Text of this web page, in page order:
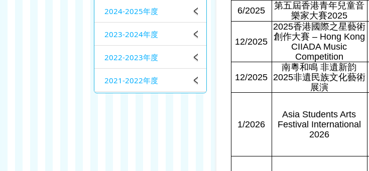
6/2025
第五屆香港青年兒童音
樂家大賽2025
12/2025
2025香港國際之星藝術
創作大賽 –Hong Kong
CIIADA Music
Competition
12/2025
南粵和鳴 非遺新韵
2025非遺民族文化藝術
展演
1/2026
Asia Students Arts
Festival International
2026
2024-2025年度
2023-2024年度
2022-2023年度
2021-2022年度